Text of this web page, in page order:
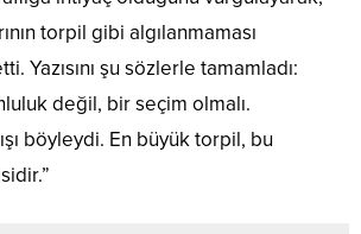
torpil gibi algılanmaması
Yazısını şu sözlerle tamamladı:
değil, bir seçim olmalı.
böyleydi. En büyük torpil, bu